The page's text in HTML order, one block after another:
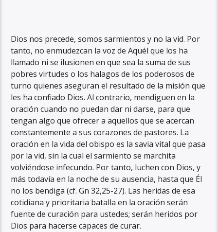
Dios nos precede, somos sarmientos y no la vid. Por
tanto, no enmudezcan la voz de Aquél que los ha
llamado ni se ilusionen en que sea la suma de sus
pobres virtudes o los halagos de los poderosos de
turno quienes aseguran el resultado de la misión que
les ha confiado Dios. Al contrario, mendiguen en la
oración cuando no puedan dar ni darse, para que
tengan algo que ofrecer a aquellos que se acercan
constantemente a sus corazones de pastores. La
oración en la vida del obispo es la savia vital que pasa
por la vid, sin la cual el sarmiento se marchita
volviéndose infecundo. Por tanto, luchen con Dios, y
más todavía en la noche de su ausencia, hasta que Él
no los bendiga (cf. Gn 32,25-27). Las heridas de esa
cotidiana y prioritaria batalla en la oración serán
fuente de curación para ustedes; serán heridos por
Dios para hacerse capaces de curar.